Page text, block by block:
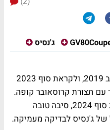
ג'נסיס
הושקה בעולם ב 2019, ולקראת סוף 2023
תצורת קרוסאובר קופה.
לישראל הגיעה העדכון לקראת סוף 2024, סיבה טובה
ג'נסיס לבדיקה מעמיקה.